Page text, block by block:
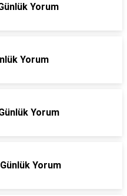
Yorum
Yorum
Yorum
Yorum